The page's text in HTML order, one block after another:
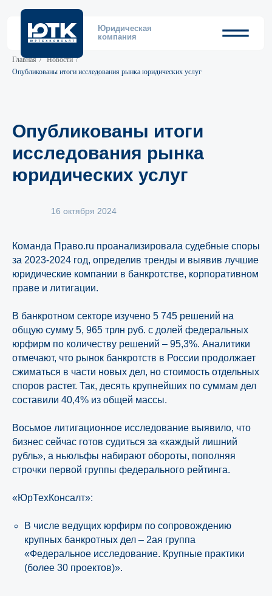
Юридическая
компания
Главная / Новости /
Опубликованы итоги исследования рынка юридических услуг
Опубликованы итоги
исследования рынка
юридических услуг
16 октября 2024
Команда Право.ru проанализировала судебные споры
за 2023-2024 год, определив тренды и выявив лучшие
юридические компании в банкротстве, корпоративном
праве и литигации.
В банкротном секторе изучено 5 745 решений на
общую сумму 5, 965 трлн руб. с долей федеральных
юрфирм по количеству решений – 95,3%. Аналитики
отмечают, что рынок банкротств в России продолжает
сжиматься в части новых дел, но стоимость отдельных
споров растет. Так, десять крупнейших по суммам дел
составили 40,4% из общей массы.
Восьмое литигационное исследование выявило, что
бизнес сейчас готов судиться за «каждый лишний
рубль», а ньюльфы набирают обороты, пополняя
строчки первой группы федерального рейтинга.
«ЮрТехКонсалт»:
В числе ведущих юрфирм по сопровождению
крупных банкротных дел – 2ая группа
«Федеральное исследование. Крупные практики
(более 30 проектов)».